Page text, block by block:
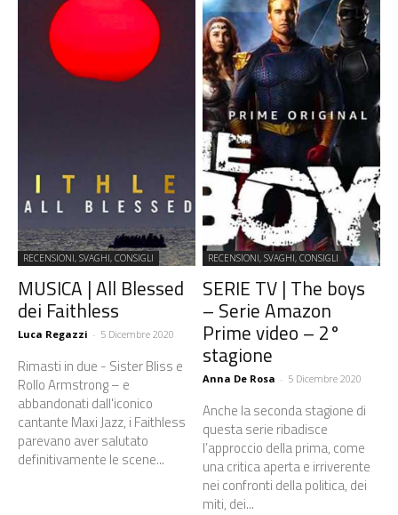
RECENSIONI, SVAGHI, CONSIGLI
MUSICA | All Blessed
dei Faithless
Luca Regazzi - 5 Dicembre 2020
Rimasti in due - Sister Bliss e
Rollo Armstrong – e
abbandonati dall'iconico
cantante Maxi Jazz, i Faithless
parevano aver salutato
definitivamente le scene...
RECENSIONI, SVAGHI, CONSIGLI
SERIE TV | The boys
– Serie Amazon
Prime video – 2°
stagione
Anna De Rosa - 5 Dicembre 2020
Anche la seconda stagione di
questa serie ribadisce
l’approccio della prima, come
una critica aperta e irriverente
nei confronti della politica, dei
miti, dei...